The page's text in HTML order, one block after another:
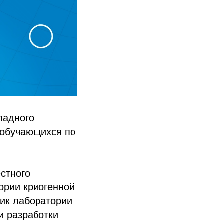
по
криогенной
лаборатории
разработки